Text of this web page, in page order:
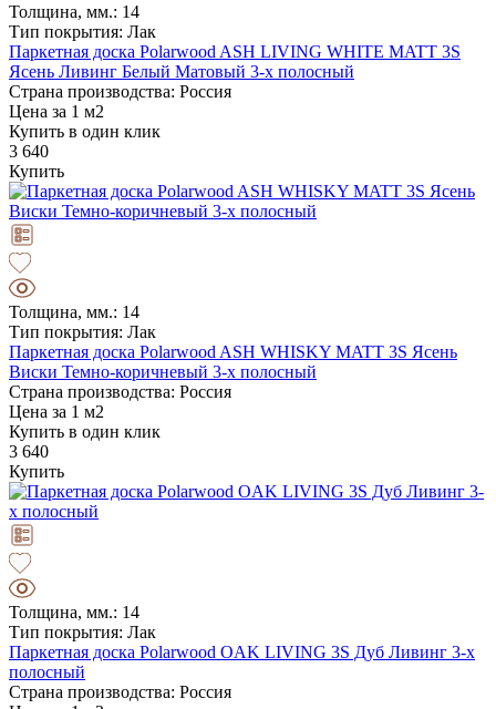
Толщина, мм.: 14
Тип покрытия: Лак
Паркетная доска Polarwood ASH LIVING WHITE MATT 3S
Ясень Ливинг Белый Матовый 3-х полосный
Страна производства: Россия
Цена за 1 м2
Купить в один клик
3 640
Купить
Толщина, мм.: 14
Тип покрытия: Лак
Паркетная доска Polarwood ASH WHISKY MATT 3S Ясень
Виски Темно-коричневый 3-х полосный
Страна производства: Россия
Цена за 1 м2
Купить в один клик
3 640
Купить
Толщина, мм.: 14
Тип покрытия: Лак
Паркетная доска Polarwood OAK LIVING 3S Дуб Ливинг 3-х
полосный
Страна производства: Россия